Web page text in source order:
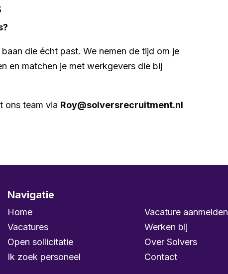
die écht past. We nemen de tijd om je
en matchen je met werkgevers die bij
ons team via Roy@solversrecruitment.nl
Navigatie
Home
Vacatures
Open sollicitatie
Ik zoek personeel
Vacature aanmelden
Werken bij
Over Solvers
Contact